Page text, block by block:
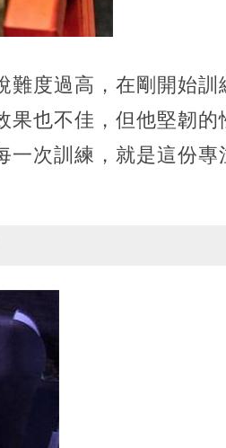
度過高，在剛開始訓
果也不佳，但他堅韌的
次訓練，就是這份專